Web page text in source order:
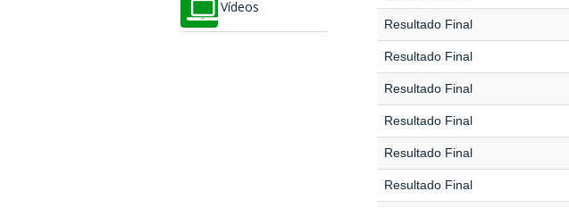
Vídeos
Resultado Final
Resultado Final
Resultado Final
Resultado Final
Resultado Final
Resultado Final